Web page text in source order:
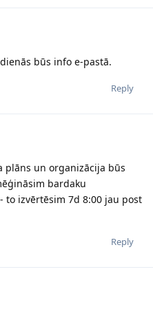
būs info e-pastā.
Reply
plāns un organizācija būs
bardaku
to izvērtēsim 7d 8:00 jau post
Reply